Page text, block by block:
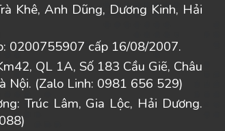
Khê, Anh Dũng, Dương Kinh, Hải
0200755907 cấp 16/08/2007.
QL 1A, Số 183 Cầu Giẽ, Châu
Nội. (Zalo Linh: 0981 656 529)
Trúc Lâm, Gia Lộc, Hải Dương.